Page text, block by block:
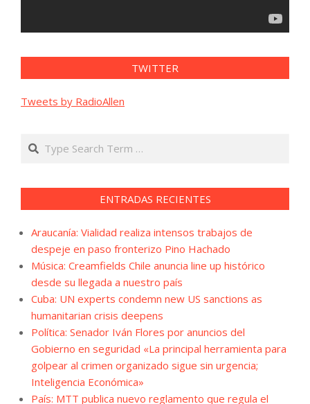
TWITTER
Tweets by RadioAllen
Search
ENTRADAS RECIENTES
Araucanía: Vialidad realiza intensos trabajos de
despeje en paso fronterizo Pino Hachado
Música: Creamfields Chile anuncia line up histórico
desde su llegada a nuestro país
Cuba: UN experts condemn new US sanctions as
humanitarian crisis deepens
Política: Senador Iván Flores por anuncios del
Gobierno en seguridad «La principal herramienta para
golpear al crimen organizado sigue sin urgencia;
Inteligencia Económica»
País: MTT publica nuevo reglamento que regula el